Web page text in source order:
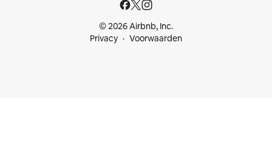
© 2026 Airbnb, Inc.
Privacy
Voorwaarden